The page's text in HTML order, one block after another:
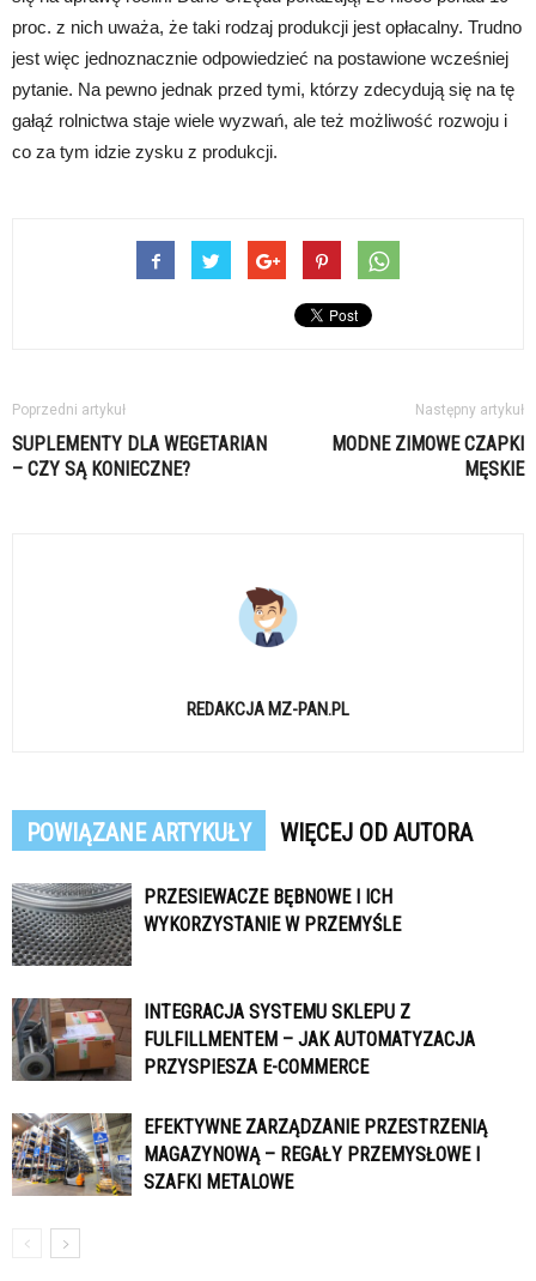
proc. z nich uważa, że taki rodzaj produkcji jest opłacalny. Trudno
jest więc jednoznacznie odpowiedzieć na postawione wcześniej
pytanie. Na pewno jednak przed tymi, którzy zdecydują się na tę
gałąź rolnictwa staje wiele wyzwań, ale też możliwość rozwoju i
co za tym idzie zysku z produkcji.
Poprzedni artykuł
SUPLEMENTY DLA WEGETARIAN
– CZY SĄ KONIECZNE?
Następny artykuł
MODNE ZIMOWE CZAPKI
MĘSKIE
REDAKCJA MZ-PAN.PL
POWIĄZANE ARTYKUŁY WIĘCEJ OD AUTORA
PRZESIEWACZE BĘBNOWE I ICH
WYKORZYSTANIE W PRZEMYŚLE
INTEGRACJA SYSTEMU SKLEPU Z
FULFILLMENTEM – JAK AUTOMATYZACJA
PRZYSPIESZA E-COMMERCE
EFEKTYWNE ZARZĄDZANIE PRZESTRZENIĄ
MAGAZYNOWĄ – REGAŁY PRZEMYSŁOWE I
SZAFKI METALOWE